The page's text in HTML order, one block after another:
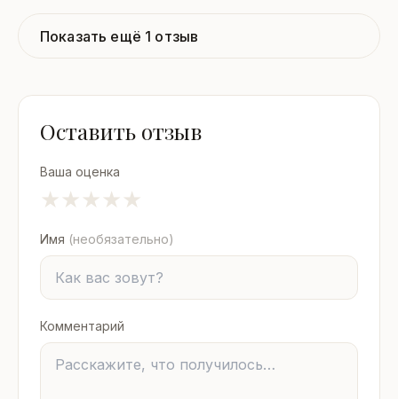
Показать ещё 1 отзыв
Оставить отзыв
Ваша оценка
★
★
★
★
★
Имя (необязательно)
Комментарий